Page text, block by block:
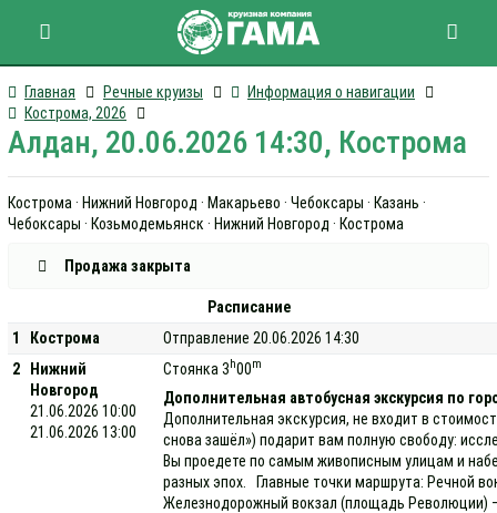
Главная Речные круизы
Информация о навигации
Кострома, 2026
Алдан, 20.06.2026 14:30, Кострома
Кострома · Нижний Новгород · Макарьево · Чебоксары · Казань ·
Чебоксары · Козьмодемьянск · Нижний Новгород · Кострома
Продажа закрыта
Расписание
1
Кострома
Отправление 20.06.2026 14:30
2
Нижний
Новгород
21.06.2026 10:00
21.06.2026 13:00
Стоянка 3 h00m
Дополнительная автобусная экскурсия по
Дополнительная экскурсия, не входит в
снова зашёл») подарит вам полную свободу:
Вы проедете по самым живописным улицам и
разных эпох. Главные точки маршрута: Речной
Железнодорожный вокзал (площадь Революции)